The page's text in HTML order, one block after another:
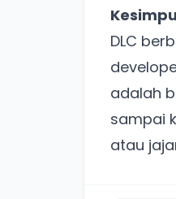
DLC
adalah
sampai
atau